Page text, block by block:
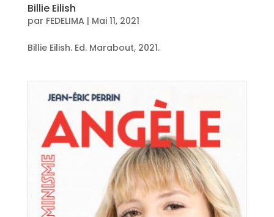
Billie Eilish
par FEDELIMA | Mai 11, 2021
Billie Eilish. Ed. Marabout, 2021.